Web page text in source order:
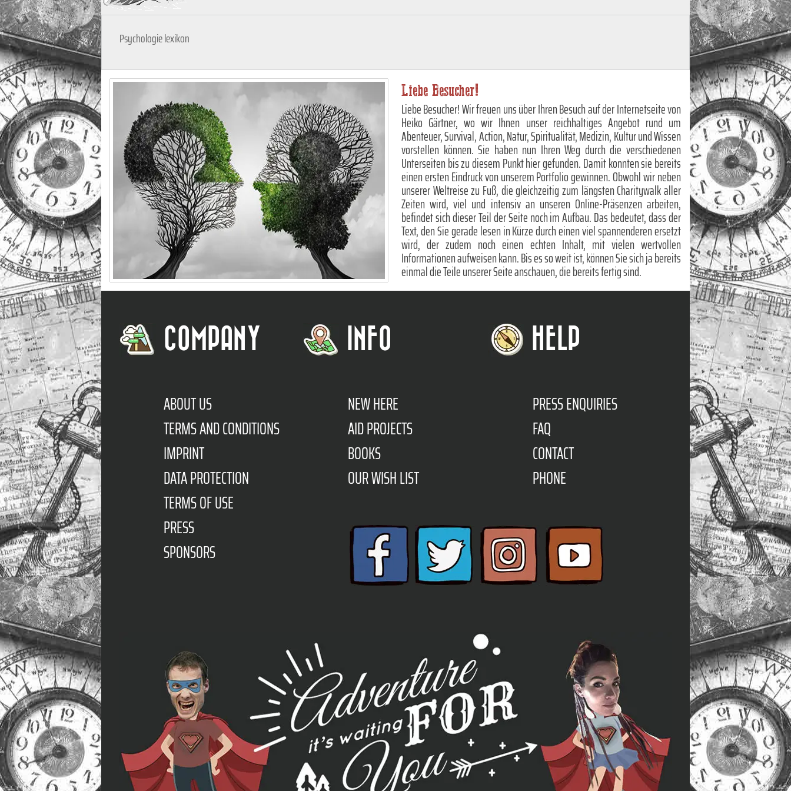
Psychologie lexikon
Liebe Besucher!
Liebe Besucher! Wir freuen uns über Ihren Besuch auf der Internetseite von
Heiko Gärtner, wo wir Ihnen unser reichhaltiges Angebot rund um
Abenteuer, Survival, Action, Natur, Spiritualität, Medizin, Kultur und Wissen
vorstellen können. Sie haben nun Ihren Weg durch die verschiedenen
Unterseiten bis zu diesem Punkt hier gefunden. Damit konnten sie bereits
einen ersten Eindruck von unserem Portfolio gewinnen. Obwohl wir neben
unserer Weltreise zu Fuß, die gleichzeitig zum längsten Charitywalk aller
Zeiten wird, viel und intensiv an unseren Online-Präsenzen arbeiten,
befindet sich dieser Teil der Seite noch im Aufbau. Das bedeutet, dass der
Text, den Sie gerade lesen in Kürze durch einen viel spannenderen ersetzt
wird, der zudem noch einen echten Inhalt, mit vielen wertvollen
Informationen aufweisen kann. Bis es so weit ist, können Sie sich ja bereits
einmal die Teile unserer Seite anschauen, die bereits fertig sind.
COMPANY
ABOUT US
TERMS AND CONDITIONS
IMPRINT
DATA PROTECTION
TERMS OF USE
PRESS
SPONSORS
INFO
NEW HERE
AID PROJECTS
BOOKS
OUR WISH LIST
HELP
PRESS ENQUIRIES
FAQ
CONTACT
PHONE